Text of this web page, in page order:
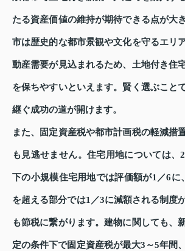
たる資産価値の維持が期待できる点が大
市は歴史的な都市景観や文化を守るエリ
動産需要が見込まれるため、土地付き住
を保ちやすいといえます。賢く選ぶこと
継ぐ成功の道が開けます。
また、固定資産税や都市計画税の軽減措
も見逃せません。住宅用地については、
下の小規模住宅用地では評価額が1／6に
を超える部分では1／3に減額される制度
も節税に繋がります。建物に関しても、
定の条件下で固定資産税が最大3～5年間